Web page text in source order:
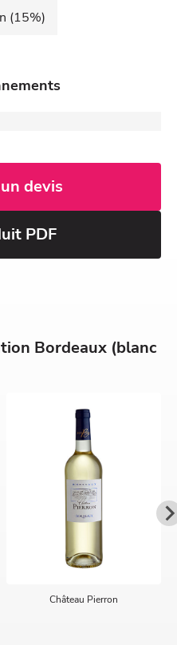
(15%)
devis
PDF
Bordeaux (blanc
Château Pierron